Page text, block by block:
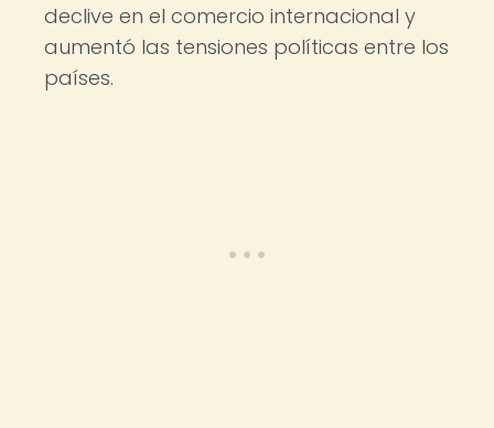
declive en el comercio internacional y
aumentó las tensiones políticas entre los
países.